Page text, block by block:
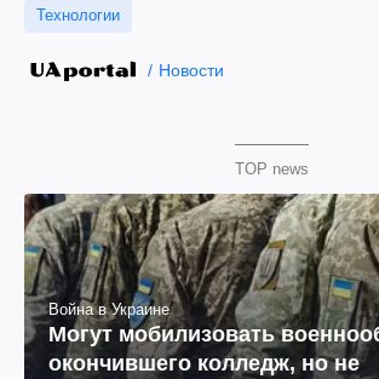
Технологии
Новости
TOP news
Война в Украине
Могут мобилизовать
окончившего колледж, но не